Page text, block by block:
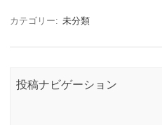
カテゴリー: 未分類
投稿ナビゲーション